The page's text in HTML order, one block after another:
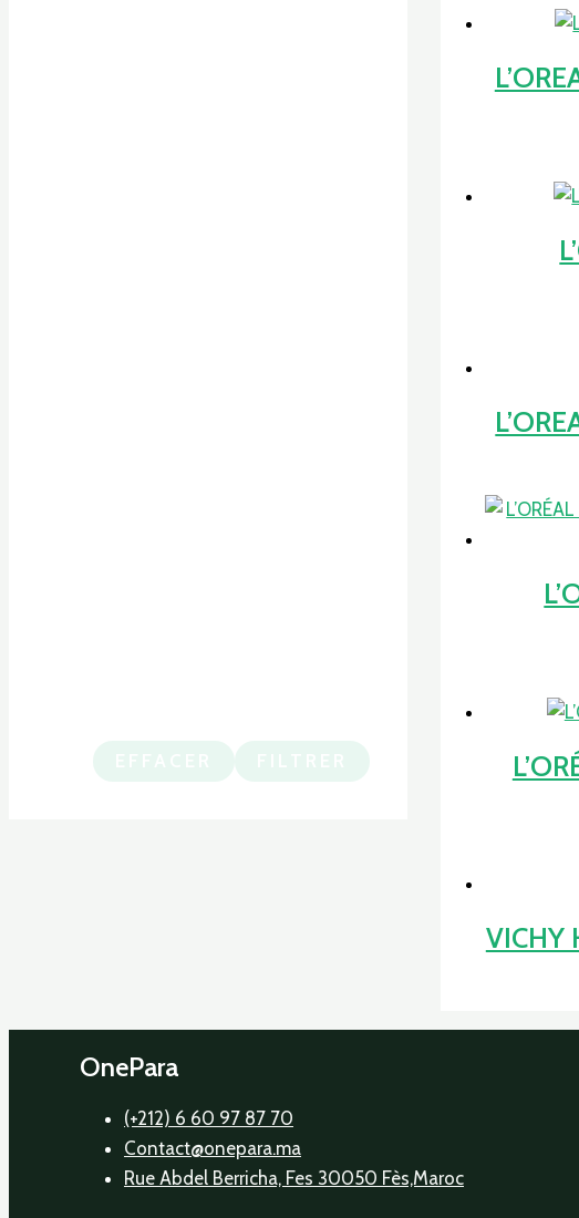
VICHY
OnePara
(+212) 6 60 97 87 70
Contact@onepara.ma
Rue Abdel Berricha, Fes 30050 Fès,Maroc